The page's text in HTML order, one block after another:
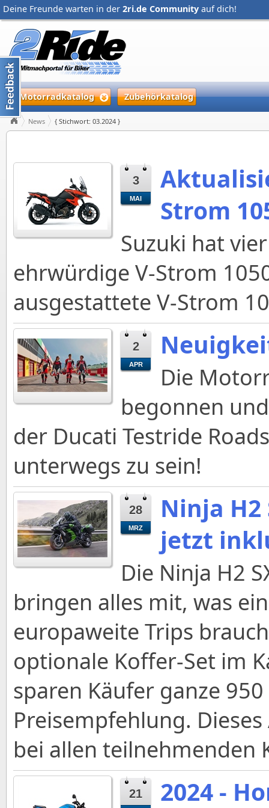
Deine Freunde warten in der 2ri.de Community auf dich!
Motorradkatalog Zubehörkatalog
News { Stichwort: 03.2024 }
3
MAI
Strom
Suzuki hat
ehrwürdige V-Strom
ausgestattete V-Strom
2
APR
Die
begonnen
der Ducati Testride
unterwegs zu sein!
28
MRZ
Ninja H2
jetzt
Die Ninja H2
bringen alles mit, was
europaweite Trips
optionale Koffer-Set im
sparen Käufer ganze
Preisempfehlung.
bei allen teilnehmenden
21 2024 -